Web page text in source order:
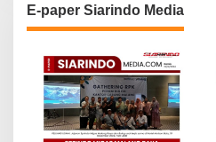
E-paper Siarindo Media